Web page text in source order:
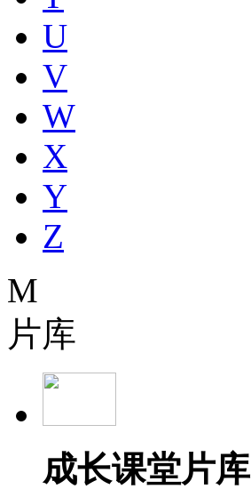
U
V
W
X
Y
Z
M
片库
成长课堂片库